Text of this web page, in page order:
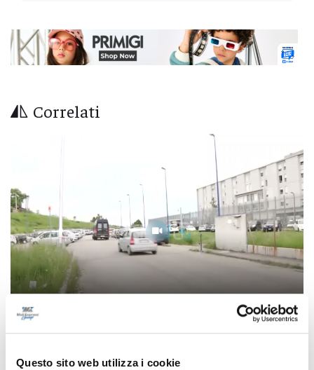
Questo sito web utilizza i cookie
Correlati
multe, denunce e sequestri